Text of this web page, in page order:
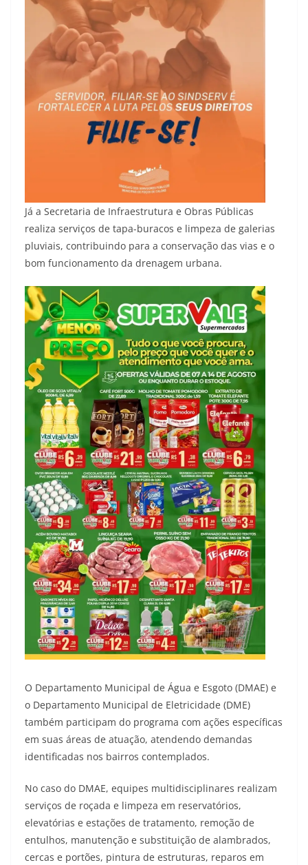
Já a Secretaria de Infraestrutura e Obras Públicas
realiza serviços de tapa-buracos e limpeza de galerias
pluviais, contribuindo para a conservação das vias e o
bom funcionamento da drenagem urbana.
O Departamento Municipal de Água e Esgoto (DMAE) e
o Departamento Municipal de Eletricidade (DME)
também participam do programa com ações específicas
em suas áreas de atuação, atendendo demandas
identificadas nos bairros contemplados.
No caso do DMAE, equipes multidisciplinares realizam
serviços de roçada e limpeza em reservatórios,
elevatórias e estações de tratamento, remoção de
entulhos, manutenção e substituição de alambrados,
cercas e portões, pintura de estruturas, reparos em